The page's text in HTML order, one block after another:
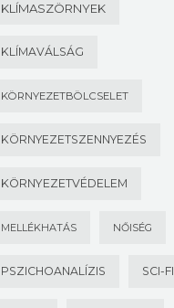
KLÍMASZÖRNYEK
KLÍMAVÁLSÁG
KÖRNYEZETBÖLCSELET
KÖRNYEZETSZENNYEZÉS
KÖRNYEZETVÉDELEM
MELLÉKHATÁS NŐISÉG
PSZICHOANALÍZIS SCI-FI